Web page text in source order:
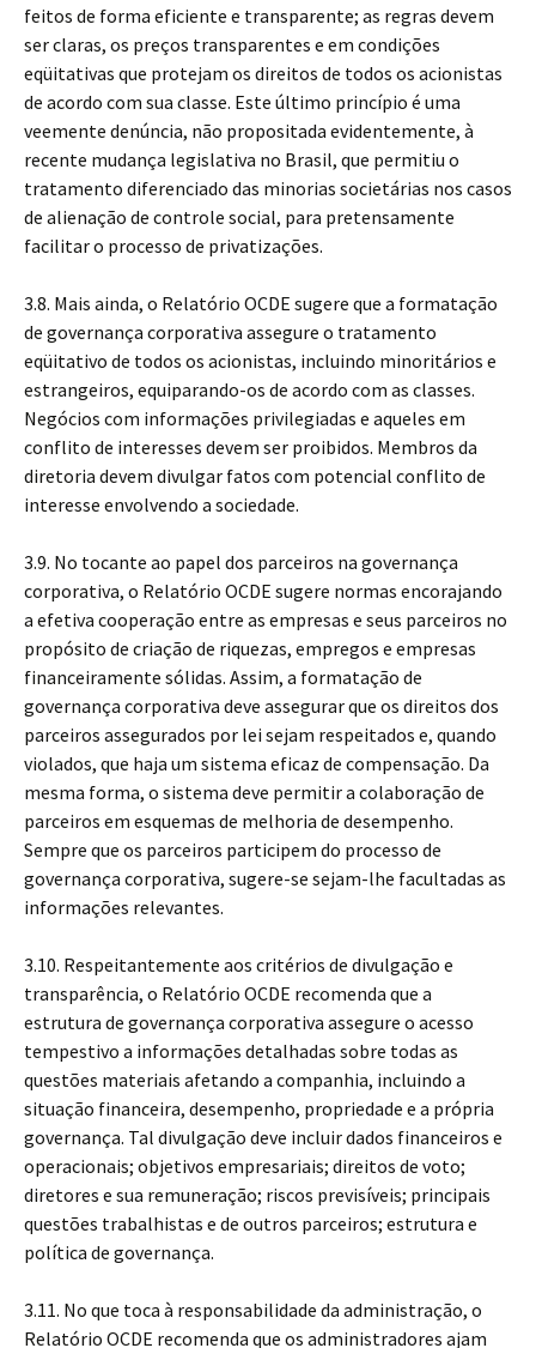
feitos de forma eficiente e transparente; as regras devem
ser claras, os preços transparentes e em condições
eqüitativas que protejam os direitos de todos os acionistas
de acordo com sua classe. Este último princípio é uma
veemente denúncia, não propositada evidentemente, à
recente mudança legislativa no Brasil, que permitiu o
tratamento diferenciado das minorias societárias nos casos
de alienação de controle social, para pretensamente
facilitar o processo de privatizações.
3.8. Mais ainda, o Relatório OCDE sugere que a formatação
de governança corporativa assegure o tratamento
eqüitativo de todos os acionistas, incluindo minoritários e
estrangeiros, equiparando-os de acordo com as classes.
Negócios com informações privilegiadas e aqueles em
conflito de interesses devem ser proibidos. Membros da
diretoria devem divulgar fatos com potencial conflito de
interesse envolvendo a sociedade.
3.9. No tocante ao papel dos parceiros na governança
corporativa, o Relatório OCDE sugere normas encorajando
a efetiva cooperação entre as empresas e seus parceiros no
propósito de criação de riquezas, empregos e empresas
financeiramente sólidas. Assim, a formatação de
governança corporativa deve assegurar que os direitos dos
parceiros assegurados por lei sejam respeitados e, quando
violados, que haja um sistema eficaz de compensação. Da
mesma forma, o sistema deve permitir a colaboração de
parceiros em esquemas de melhoria de desempenho.
Sempre que os parceiros participem do processo de
governança corporativa, sugere-se sejam-lhe facultadas as
informações relevantes.
3.10. Respeitantemente aos critérios de divulgação e
transparência, o Relatório OCDE recomenda que a
estrutura de governança corporativa assegure o acesso
tempestivo a informações detalhadas sobre todas as
questões materiais afetando a companhia, incluindo a
situação financeira, desempenho, propriedade e a própria
governança. Tal divulgação deve incluir dados financeiros e
operacionais; objetivos empresariais; direitos de voto;
diretores e sua remuneração; riscos previsíveis; principais
questões trabalhistas e de outros parceiros; estrutura e
política de governança.
3.11. No que toca à responsabilidade da administração, o
Relatório OCDE recomenda que os administradores ajam